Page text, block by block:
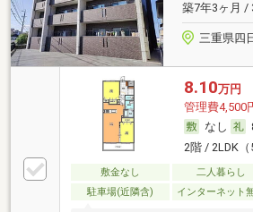
築7年3ヶ月 /
三重県四
8.10万円
管理費4,500
なし
2階 / 2LDK（
敷金なし 二人暮らし
駐車場(近隣含)
インターネット